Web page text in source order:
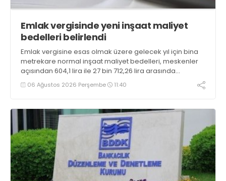
Emlak vergisinde yeni inşaat maliyet
bedelleri belirlendi
Emlak vergisine esas olmak üzere gelecek yıl için bina
metrekare normal inşaat maliyet bedelleri, meskenler
açısından 604,1 lira ile 27 bin 712,26 lira arasında
değişecek
06 Ağustos 2026 Perşembe 11:40